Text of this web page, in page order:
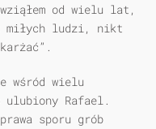
od wielu lat,
miłych ludzi, nikt
wśród wielu
ulubiony Rafael.
sporu grób